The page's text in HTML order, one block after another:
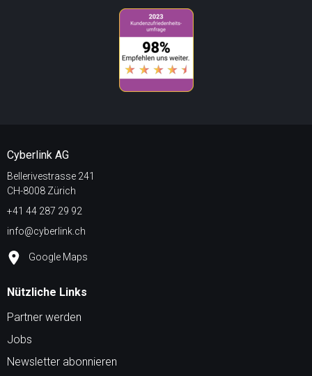
Cyberlink AG
Bellerivestrasse 241
CH-8008 Zürich
+41 44 287 29 92
info@cyberlink.ch
Google Maps
Nützliche Links
Partner werden
Jobs
Newsletter abonnieren